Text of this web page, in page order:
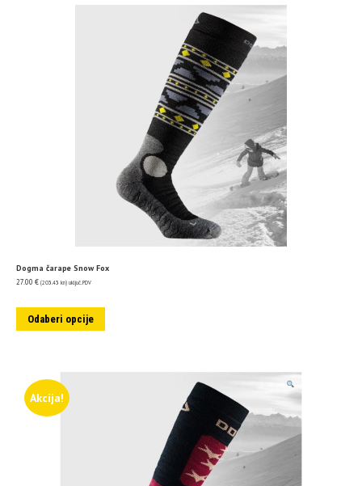
Dogma čarape Snow Fox
27.00 € (203.43 kn) uključ. PDV
Odaberi opcije
Akcija!